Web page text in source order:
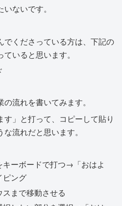
ないです。
でくださっている方は、下記の
いると思います。
流れを書いてみます。
」と打って、コピーして貼り
流れだと思います。
キーボードで打つ→「おはよ
ピング
スまで移動させる